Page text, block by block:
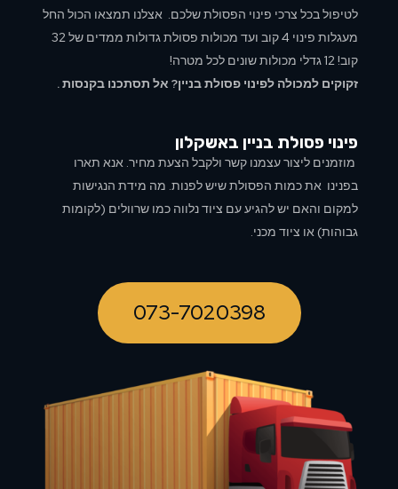
לטיפול בכל צרכי פינוי הפסולת שלכם. אצלנו תמצאו הכול החל
מעגלות פינוי 4 קוב ועד מכולות פסולת גדולות ממדים של 32
קוב! 12 גדלי מכולות שונים לכל מטרה!
זקוקים למכולה לפינוי פסולת בניין? אל תסתכנו בקנסות .
פינוי פסולת בניין באשקלון
מוזמנים ליצור עצמנו קשר ולקבל הצעת מחיר. אנא תארו
בפנינו את כמות הפסולת שיש לפנות. מה מידת הנגישות
למקום והאם יש להגיע עם ציוד נלווה כמו שרוולים (לקומות
גבוהות) או ציוד מכני.
073-7020398